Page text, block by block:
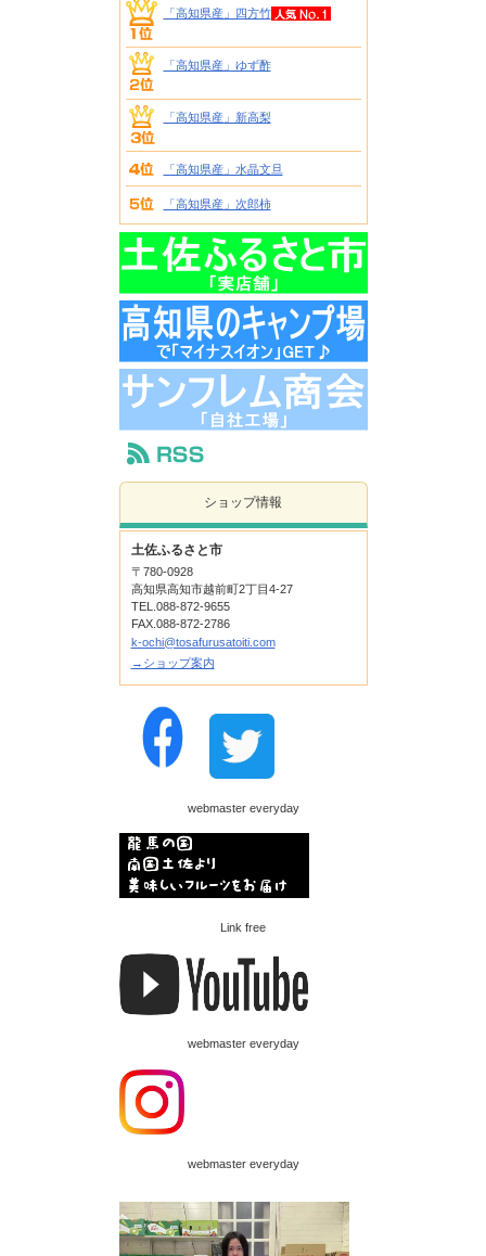
「高知県産」四方竹
「高知県産」ゆず酢
「高知県産」新高梨
「高知県産」水晶文旦
「高知県産」次郎柿
ショップ情報
土佐ふるさと市
〒780-0928
高知県高知市越前町2丁目4-27
TEL.088-872-9655
FAX.088-872-2786
k-ochi@tosafurusatoiti.com
→ショップ案内
webmaster everyday
Link free
webmaster everyday
webmaster everyday